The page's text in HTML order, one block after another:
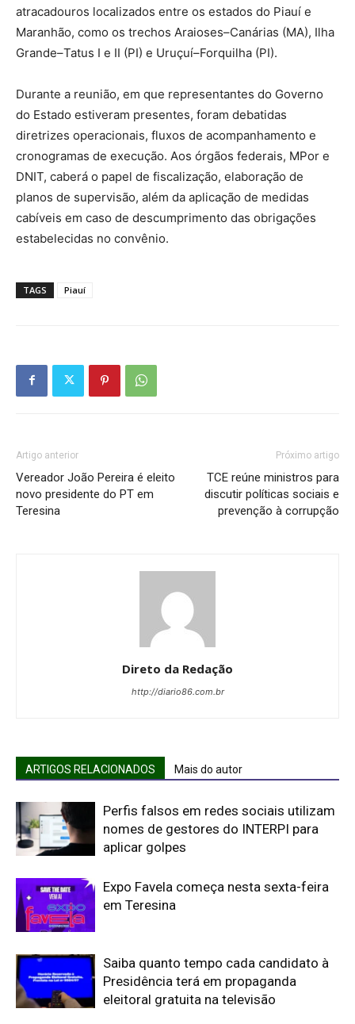
atracadouros localizados entre os estados do Piauí e
Maranhão, como os trechos Araioses–Canárias (MA), Ilha
Grande–Tatus I e II (PI) e Uruçuí–Forquilha (PI).
Durante a reunião, em que representantes do Governo
do Estado estiveram presentes, foram debatidas
diretrizes operacionais, fluxos de acompanhamento e
cronogramas de execução. Aos órgãos federais, MPor e
DNIT, caberá o papel de fiscalização, elaboração de
planos de supervisão, além da aplicação de medidas
cabíveis em caso de descumprimento das obrigações
estabelecidas no convênio.
TAGS Piauí
Artigo anterior
Vereador João Pereira é eleito
novo presidente do PT em
Teresina
Próximo artigo
TCE reúne ministros para
discutir políticas sociais e
prevenção à corrupção
Direto da Redação
http://diario86.com.br
ARTIGOS RELACIONADOS Mais do autor
Perfis falsos em redes sociais utilizam
nomes de gestores do INTERPI para
aplicar golpes
Expo Favela começa nesta sexta-feira
em Teresina
Saiba quanto tempo cada candidato à
Presidência terá em propaganda
eleitoral gratuita na televisão